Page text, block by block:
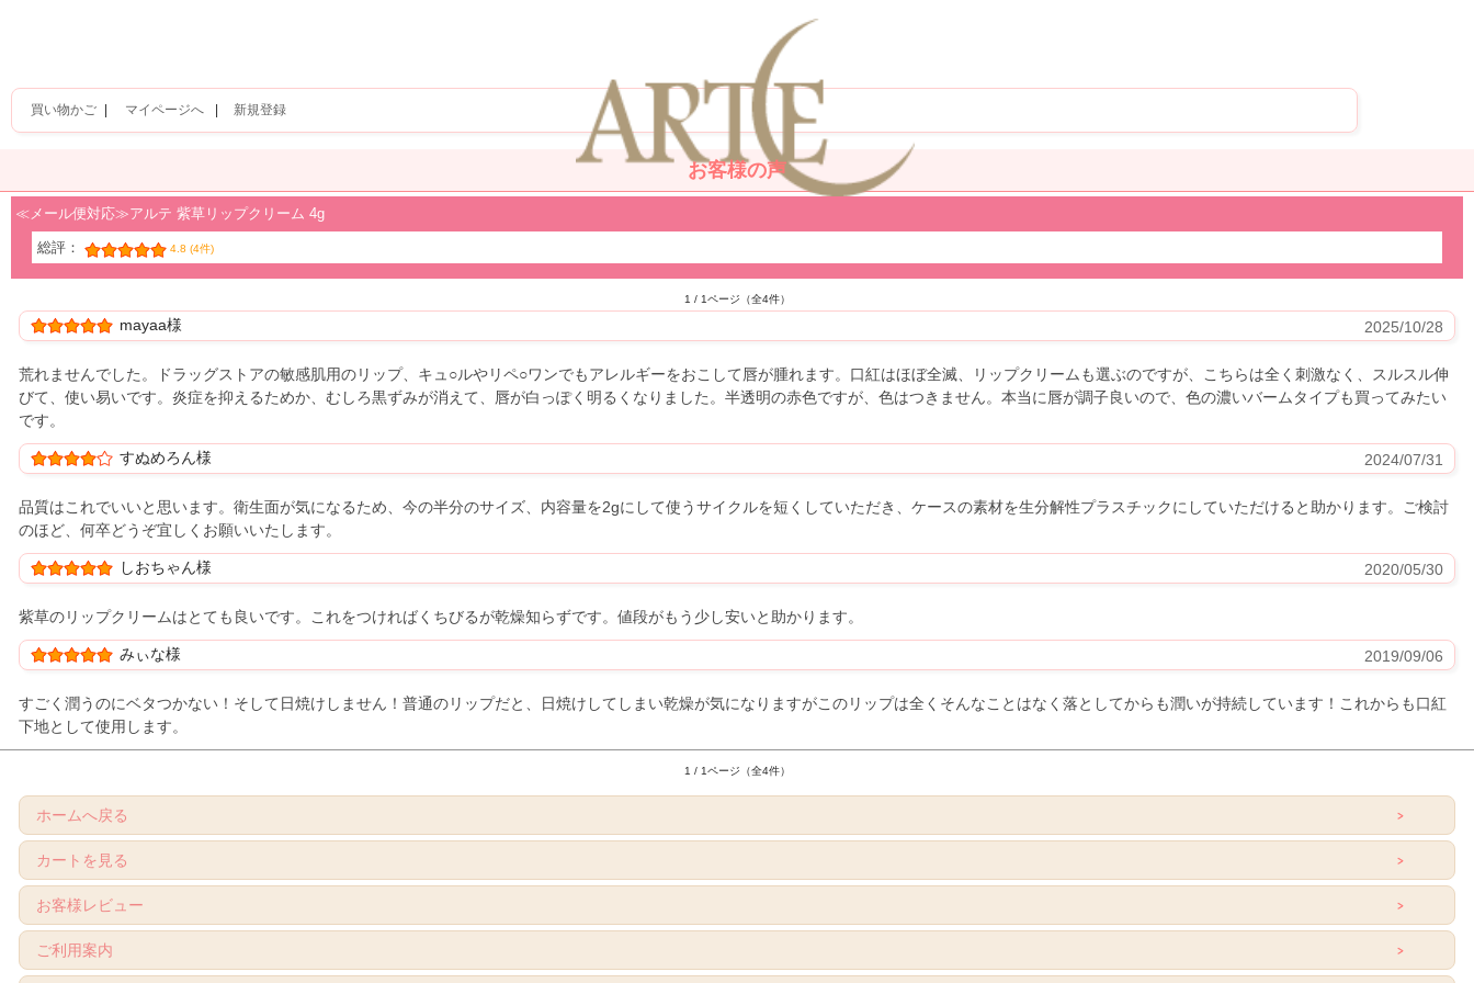
買い物かご マイページへ 新規登録
お客様の声
≪メール便対応≫アルテ 紫草リップクリーム 4g
総評： 4.8 (4件)
1 / 1ページ（全4件）
mayaa様 2025/10/28
荒れませんでした。ドラッグストアの敏感肌用のリップ、キュ○ルやリペ○ワンでもアレルギーをおこして唇が腫れます。口紅はほぼ全滅、リップクリームも選ぶのですが、こちらは全く刺激なく、スルスル伸
びて、使い易いです。炎症を抑えるためか、むしろ黒ずみが消えて、唇が白っぽく明るくなりました。半透明の赤色ですが、色はつきません。本当に唇が調子良いので、色の濃いバームタイプも買ってみたい
です。
すぬめろん様 2024/07/31
品質はこれでいいと思います。衛生面が気になるため、今の半分のサイズ、内容量を2gにして使うサイクルを短くしていただき、ケースの素材を生分解性プラスチックにしていただけると助かります。ご検討
のほど、何卒どうぞ宜しくお願いいたします。
しおちゃん様 2020/05/30
紫草のリップクリームはとても良いです。これをつければくちびるが乾燥知らずです。値段がもう少し安いと助かります。
みぃな様 2019/09/06
すごく潤うのにベタつかない！そして日焼けしません！普通のリップだと、日焼けしてしまい乾燥が気になりますがこのリップは全くそんなことはなく落としてからも潤いが持続しています！これからも口紅
下地として使用します。
1 / 1ページ（全4件）
ホームへ戻る
カートを見る
お客様レビュー
ご利用案内